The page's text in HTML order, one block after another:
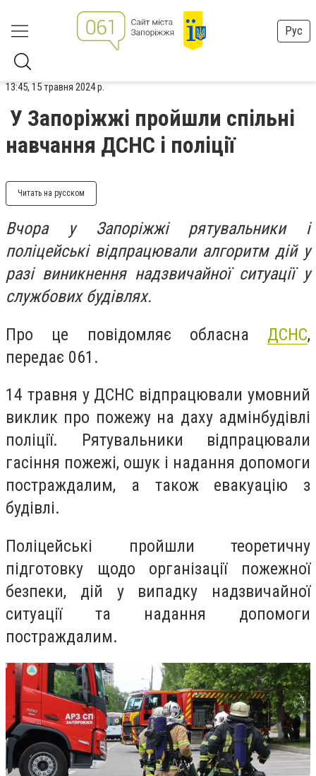
Рус
13:45, 15 травня 2024 р.
У Запоріжжі пройшли спільні
навчання ДСНС і поліції
Читать на русском
Вчора у Запоріжжі рятувальники і
поліцейські відпрацювали алгоритм дій у
разі виникнення надзвичайної ситуації у
службових будівлях.
Про це повідомляє обласна ДСНС,
передає 061.
14 травня у ДСНС відпрацювали умовний
виклик про пожежу на даху адмінбудівлі
поліції. Рятувальники відпрацювали
гасіння пожежі, ошук і надання допомоги
постраждалим, а також евакуацію з
будівлі.
Поліцейські пройшли теоретичну
підготовку щодо організації пожежної
безпеки, дій у випадку надзвичайної
ситуації та надання допомоги
постраждалим.